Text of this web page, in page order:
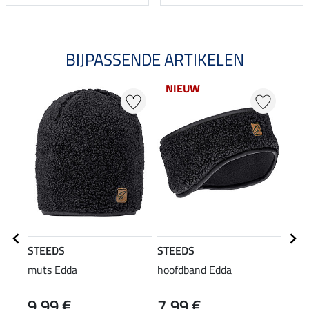
BIJPASSENDE ARTIKELEN
STEEDS
muts Edda
NIEUW
STEEDS
hoofdband Edda